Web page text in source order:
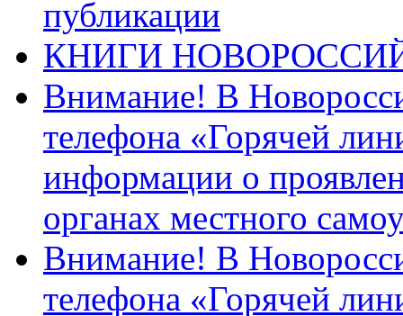
публикации
КНИГИ
Внимание! В
телефона «Горячей
информации о
органах местного
Внимание! В
телефона «Горячей